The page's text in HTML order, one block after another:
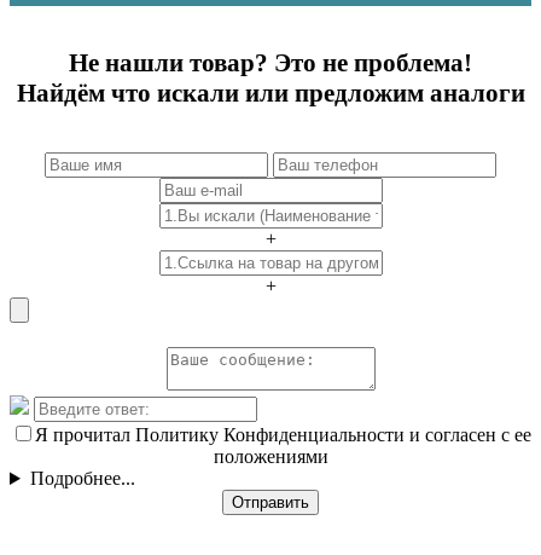
Не нашли товар? Это не проблема!
Найдём что искали или предложим аналоги
+
+
Я прочитал Политику Конфиденциальности и согласен с ее
положениями
Подробнее...
Отправить